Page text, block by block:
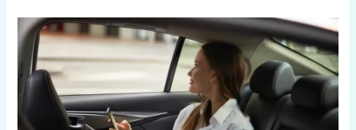
تاكسي
فان
عائليه
بالكويت
اتصل